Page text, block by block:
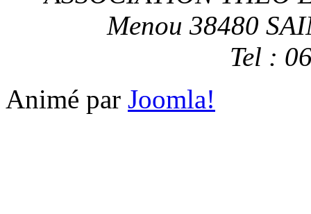
Menou 38480
Tel :
Animé par Joomla!